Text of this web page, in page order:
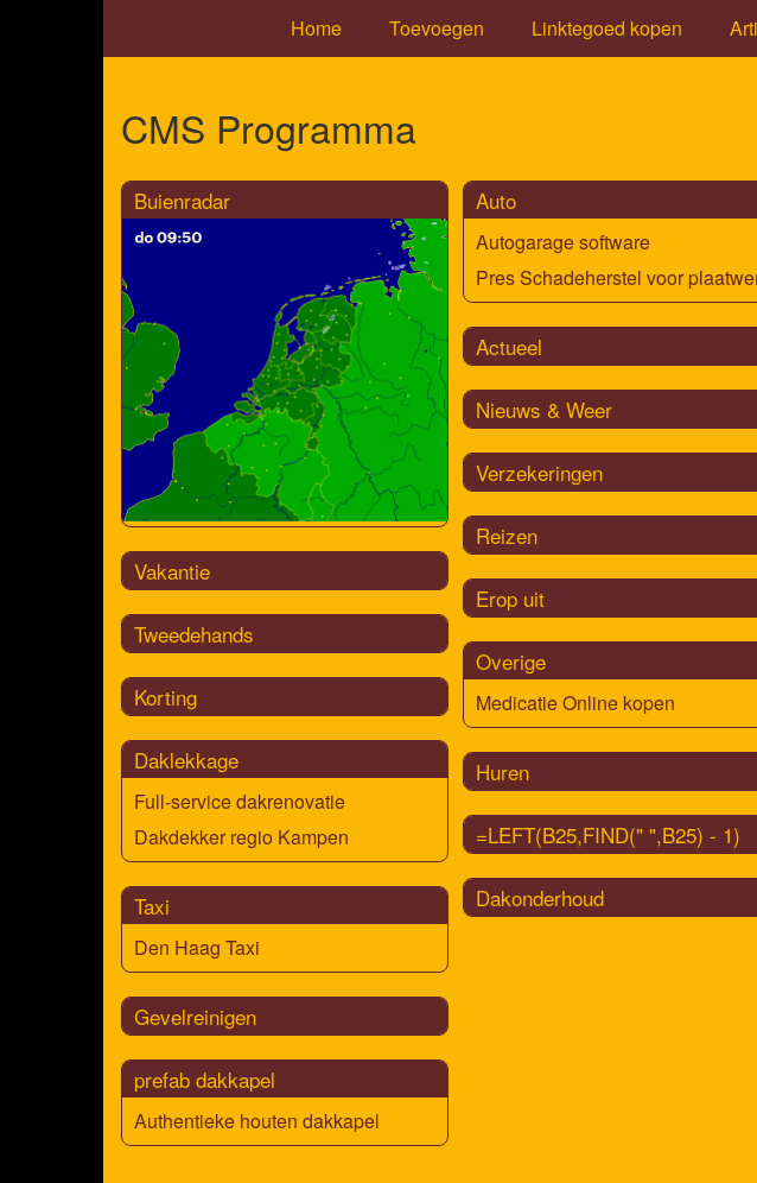
Home Toevoegen Linktegoed kopen
CMS Programma
Buienradar
Vakantie
Tweedehands
Korting
Daklekkage
Full-service dakrenovatie
Dakdekker regio Kampen
Taxi
Den Haag Taxi
Gevelreinigen
prefab dakkapel
Authentieke houten dakkapel
Auto
Autogarage software
Pres Schadeherstel voor
Actueel
Nieuws & Weer
Verzekeringen
Reizen
Erop uit
Overige
Medicatie Online kopen
Huren
=LEFT(B25,FIND(" ",B25) - 1)
Dakonderhoud